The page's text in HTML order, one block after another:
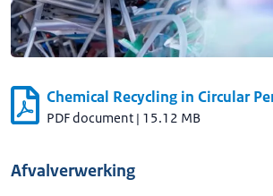
Chemical Recycling in Circular
PDF document | 15.12 MB
Afvalverwerking